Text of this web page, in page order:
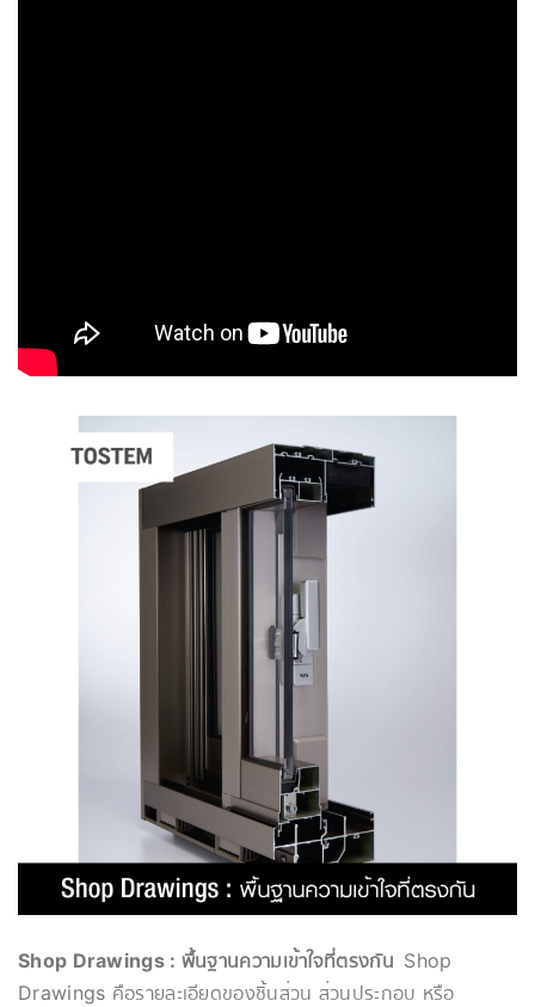
Shop Drawings : พื้นฐานความเข้าใจที่ตรงกัน Shop
Drawings คือรายละเอียดของชิ้นส่วน ส่วนประกอบ หรือ